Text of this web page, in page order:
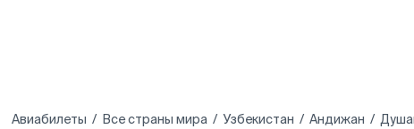
Авиабилеты Все страны мира Узбекистан Андижан